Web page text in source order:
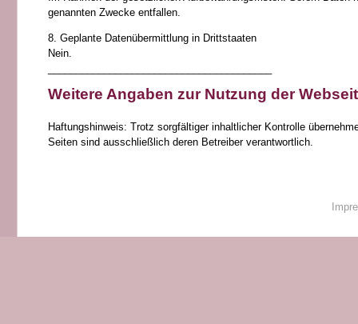
genannten Zwecke entfallen.
8. Geplante Datenübermittlung in Drittstaaten
Nein.
Weitere Angaben zur Nutzung der
Haftungshinweis: Trotz sorgfältiger inhaltlicher Kontrolle
Seiten sind ausschließlich deren Betreiber verantwortlich.